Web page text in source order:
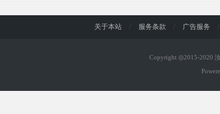
关于本站 / 服务条款 / 广告服务 /
Copyright ◎2015-2020